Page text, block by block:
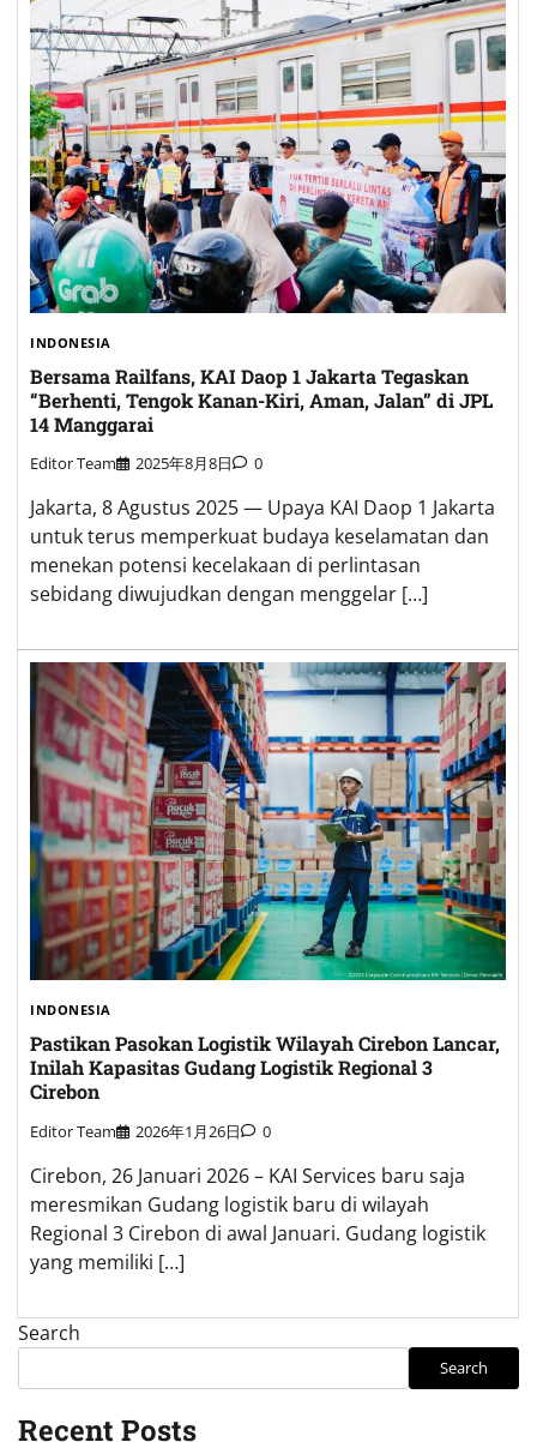
INDONESIA
Bersama Railfans, KAI Daop 1 Jakarta Tegaskan
“Berhenti, Tengok Kanan-Kiri, Aman, Jalan” di JPL
14 Manggarai
Editor Team 2025年8月8日 0
Jakarta, 8 Agustus 2025 — Upaya KAI Daop 1 Jakarta
untuk terus memperkuat budaya keselamatan dan
menekan potensi kecelakaan di perlintasan
sebidang diwujudkan dengan menggelar […]
INDONESIA
Pastikan Pasokan Logistik Wilayah Cirebon Lancar,
Inilah Kapasitas Gudang Logistik Regional 3
Cirebon
Editor Team 2026年1月26日 0
Cirebon, 26 Januari 2026 – KAI Services baru saja
meresmikan Gudang logistik baru di wilayah
Regional 3 Cirebon di awal Januari. Gudang logistik
yang memiliki […]
Search
Search
Recent Posts